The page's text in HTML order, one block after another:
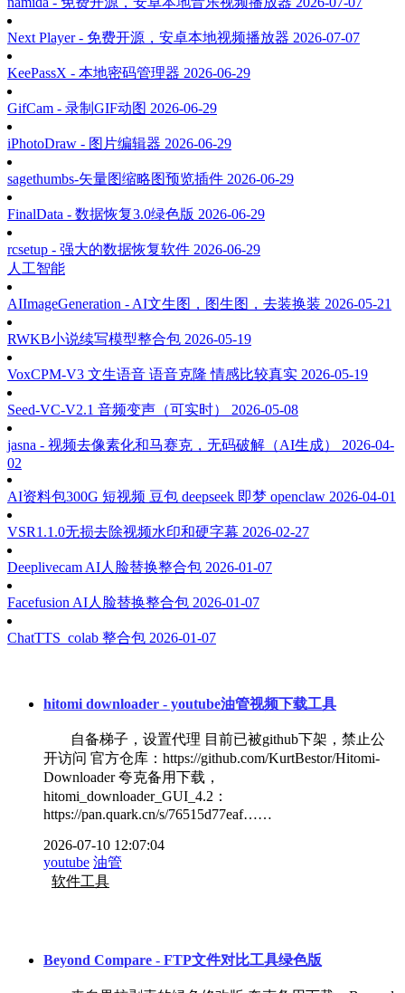
Next Player - 免费开源，安卓本地视频播放器 2026-07-07
KeePassX - 本地密码管理器 2026-06-29
GifCam - 录制GIF动图 2026-06-29
iPhotoDraw - 图片编辑器 2026-06-29
sagethumbs-矢量图缩略图预览插件 2026-06-29
FinalData - 数据恢复3.0绿色版 2026-06-29
rcsetup - 强大的数据恢复软件 2026-06-29
人工智能
AIImageGeneration - AI文生图，图生图，去装换装 2026-05-21
RWKB小说续写模型整合包 2026-05-19
VoxCPM-V3 文生语音 语音克隆 情感比较真实 2026-05-19
Seed-VC-V2.1 音频变声（可实时） 2026-05-08
jasna - 视频去像素化和马赛克，无码破解（AI生成）
2026-04-
02
AI资料包300G 短视频 豆包 deepseek 即梦 openclaw 2026-04-01
VSR1.1.0无损去除视频水印和硬字幕 2026-02-27
Deeplivecam AI人脸替换整合包 2026-01-07
Facefusion AI人脸替换整合包 2026-01-07
ChatTTS_colab 整合包 2026-01-07
hitomi downloader - youtube油管视频下载工具
自备梯子，设置代理 目前已被github下架，禁止公
开访问 官方仓库：https://github.com/KurtBestor/Hitomi-
Downloader 夸克备用下载，
hitomi_downloader_GUI_4.2：
https://pan.quark.cn/s/76515d77eaf……
2026-07-10 12:07:04
youtube 油管
软件工具
Beyond Compare - FTP文件对比工具绿色版